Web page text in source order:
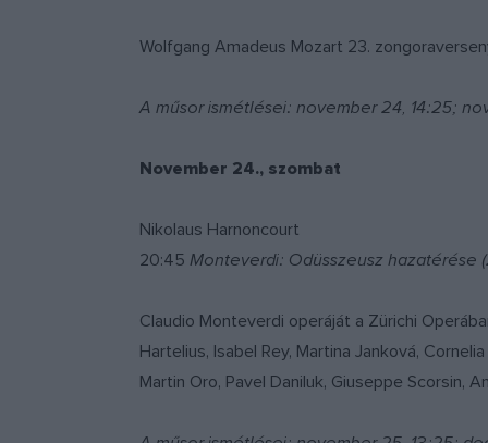
Wolfgang Amadeus Mozart 23.
A műsor ismétlései: november 24, 14:25;
November 24., szombat
Nikolaus Harnoncourt
20:45 Monteverdi: Odüsszeusz hazatérése
Claudio Monteverdi operáját a Zürichi
Hartelius, Isabel Rey, Martina Janková,
Martin Oro, Pavel Daniluk, Giuseppe Scorsin,